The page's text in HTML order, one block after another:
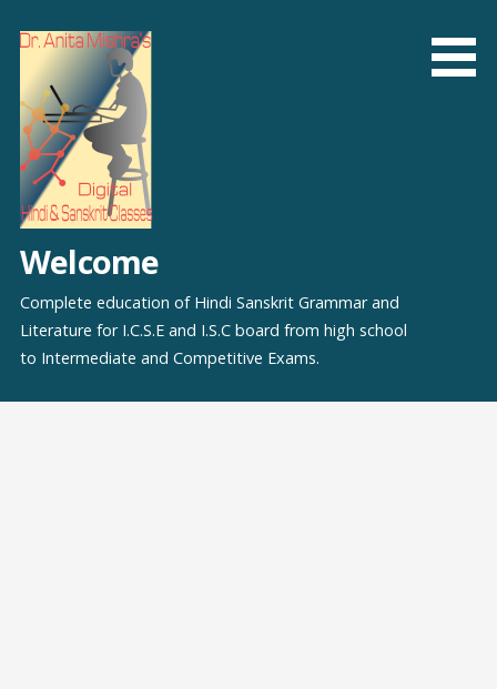
Welcome
Complete education of Hindi Sanskrit Grammar and
Literature for I.C.S.E and I.S.C board from high school
to Intermediate and Competitive Exams.